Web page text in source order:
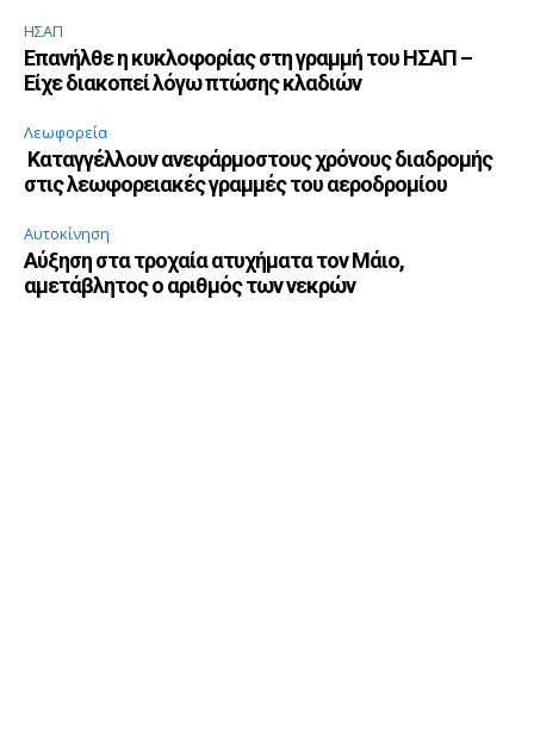
ΗΣΑΠ
Επανήλθε η κυκλοφορίας στη γραμμή του ΗΣΑΠ –
Είχε διακοπεί λόγω πτώσης κλαδιών
Λεωφορεία
Καταγγέλλουν ανεφάρμοστους χρόνους διαδρομής
στις λεωφορειακές γραμμές του αεροδρομίου
Αυτοκίνηση
Αύξηση στα τροχαία ατυχήματα τον Μάιο,
αμετάβλητος ο αριθμός των νεκρών